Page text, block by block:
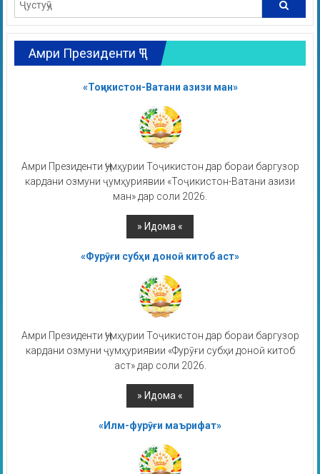
Амри Президенти ҶТ
«Тоҷикистон-Ватани азизи ман»
Амри Президенти Ҷумҳурии Тоҷикистон дар бораи баргузор
кардани озмуни ҷумҳуриявии «Тоҷикистон-Ватани азизи
ман» дар соли 2026.
«Фурӯғи субҳи доноӣ китоб аст»
Амри Президенти Ҷумҳурии Тоҷикистон дар бораи баргузор
кардани озмуни ҷумҳуриявии «Фурӯғи субҳи доноӣ китоб
аст» дар соли 2026.
«Илм-фурӯғи маърифат»